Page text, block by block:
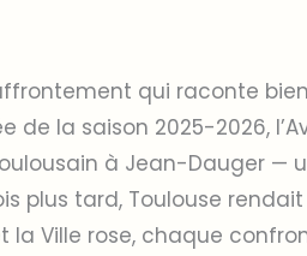
qui raconte bien
de la saison 2025-2026,
à Jean-Dauger —
plus tard, Toulouse
la Ville rose, chaque